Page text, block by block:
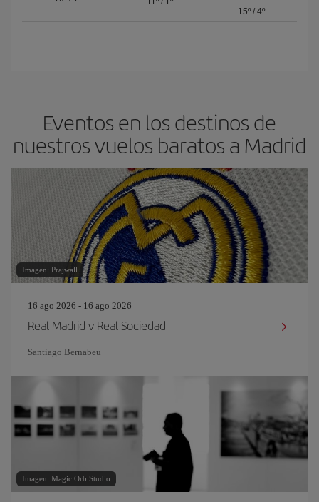
15º/ 4º
Eventos en los destinos de
nuestros vuelos baratos a Madrid
Imagen: Prajwall
16 ago 2026 - 16 ago 2026
Real Madrid v Real Sociedad
Santiago Bernabeu
Imagen: Magic Orb Studio